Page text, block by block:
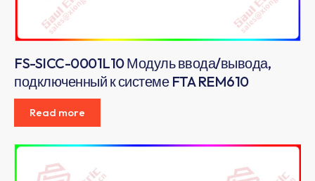
FS-SICC-0001L10 Модуль ввода/вывода,
подключенный к системе FTA REM610
Read more